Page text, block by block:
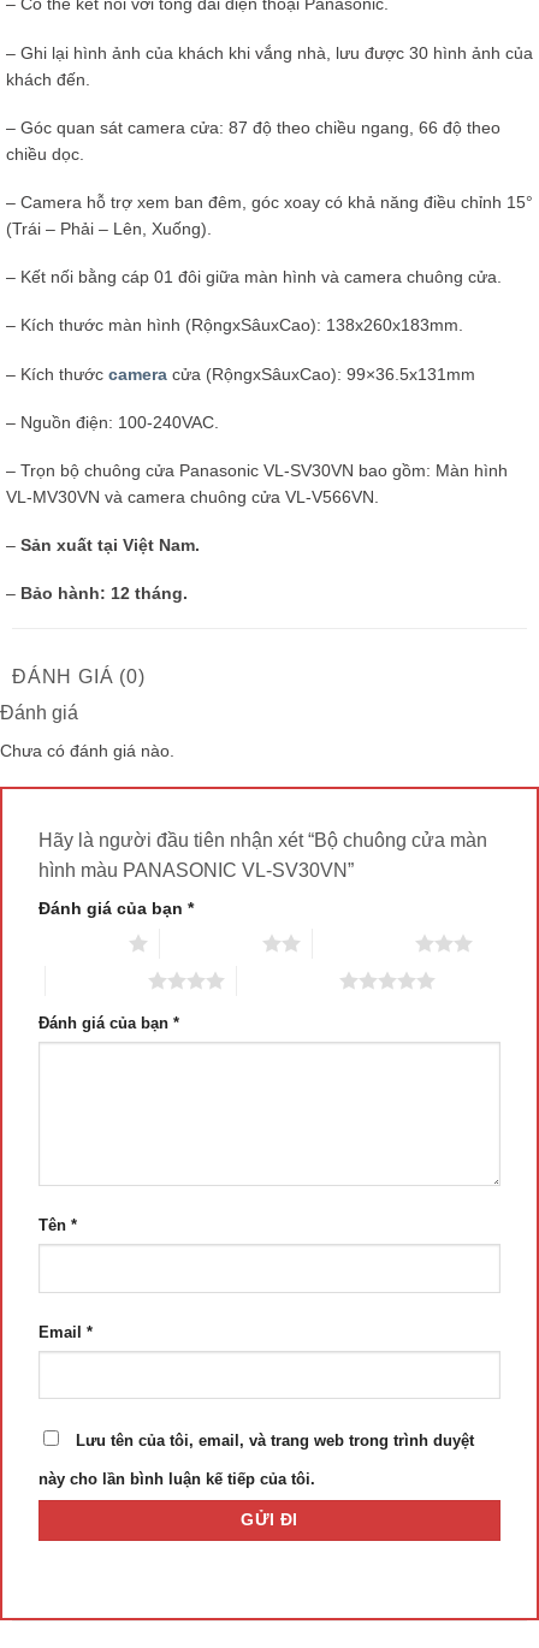
– Có thể kết nối với tổng đài điện thoại Panasonic.
– Ghi lại hình ảnh của khách khi vắng nhà, lưu được 30 hình ảnh của
khách đến.
– Góc quan sát camera cửa: 87 độ theo chiều ngang, 66 độ theo
chiều dọc.
– Camera hỗ trợ xem ban đêm, góc xoay có khả năng điều chỉnh 15°
(Trái – Phải – Lên, Xuống).
– Kết nối bằng cáp 01 đôi giữa màn hình và camera chuông cửa.
– Kích thước màn hình (RộngxSâuxCao): 138x260x183mm.
– Kích thước camera cửa (RộngxSâuxCao): 99×36.5x131mm
– Nguồn điện: 100-240VAC.
– Trọn bộ chuông cửa Panasonic VL-SV30VN bao gồm: Màn hình
VL-MV30VN và camera chuông cửa VL-V566VN.
– Sản xuất tại Việt Nam.
– Bảo hành: 12 tháng.
ĐÁNH GIÁ (0)
Đánh giá
Chưa có đánh giá nào.
Hãy là người đầu tiên nhận xét “Bộ chuông cửa màn
hình màu PANASONIC VL-SV30VN”
Đánh giá của bạn *
Đánh giá của bạn *
Tên *
Email *
Lưu tên của tôi, email, và trang web trong trình duyệt
này cho lần bình luận kế tiếp của tôi.